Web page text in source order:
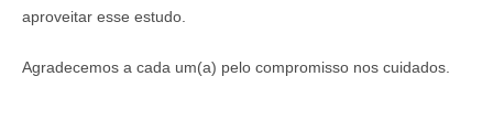
aproveitar esse estudo.
Agradecemos a cada um(a) pelo compromisso nos cuidados.